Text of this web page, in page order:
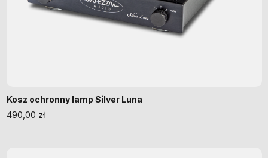
Kosz ochronny lamp Silver Luna
490,00 zł